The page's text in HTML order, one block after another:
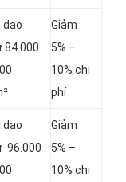
dao
84.000
Giảm
5% –
10% chi
phí
dao
96.000
Giảm
5% –
10% chi